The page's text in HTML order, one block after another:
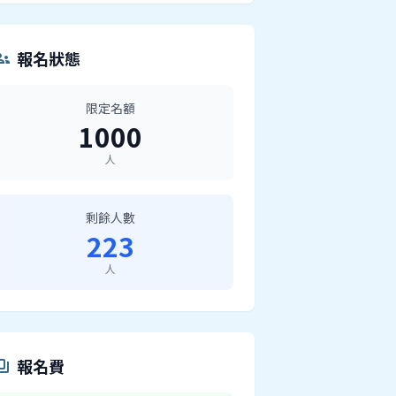
報名狀態
限定名額
1000
人
剩餘人數
223
人
報名費